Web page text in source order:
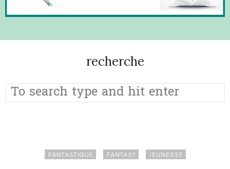
recherche
FANTASTIQUE FANTASY JEUNESSE